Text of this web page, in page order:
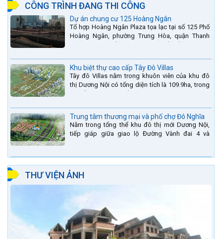
CÔNG TRÌNH ĐANG THI CÔNG
Dự án chung cư 125 Hoàng Ngân
Tổ hợp Hoàng Ngân Plaza tọa lạc tại số 125 Phố
Hoàng Ngân, phường Trung Hòa, quận Thanh
Khu biệt thự cao cấp Tây Đô Villas
Tây đô Villas nằm trong khuôn viên của khu đô
thị Dương Nội có tổng diện tích là 109.9ha, trong
Trung tâm thương mại và phố chợ Đô Nghĩa
Nằm trong tổng thể khu đô thị mới Dương Nội,
tiếp giáp giữa giao lộ Đường Vành đai 4 và
THƯ VIỆN ẢNH